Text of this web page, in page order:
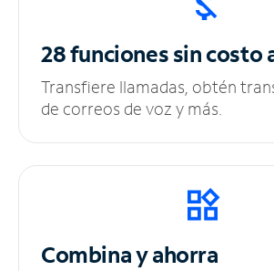
28 funciones sincosto
Transfiere llamadas, obtén
de correos de voz y más.
Combina y ahorra